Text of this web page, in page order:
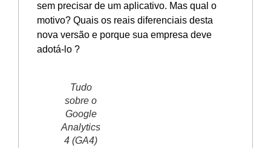
sem precisar de um aplicativo. Mas qual o
motivo? Quais os reais diferenciais desta
nova versão e porque sua empresa deve
adotá-lo ?
Tudo
sobre o
Google
Analytics
4 (GA4)